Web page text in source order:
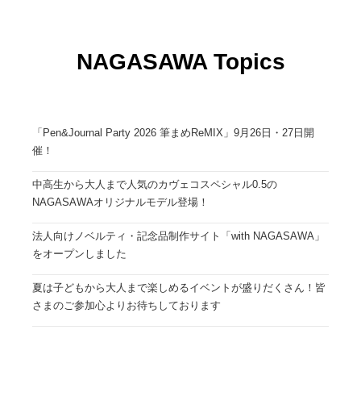
NAGASAWA Topics
「Pen&Journal Party 2026 筆まめReMIX」9月26日・27日開
催！
中高生から大人まで人気のカヴェコスペシャル0.5の
NAGASAWAオリジナルモデル登場！
法人向けノベルティ・記念品制作サイト「with NAGASAWA」
をオープンしました
夏は子どもから大人まで楽しめるイベントが盛りだくさん！皆
さまのご参加心よりお待ちしております